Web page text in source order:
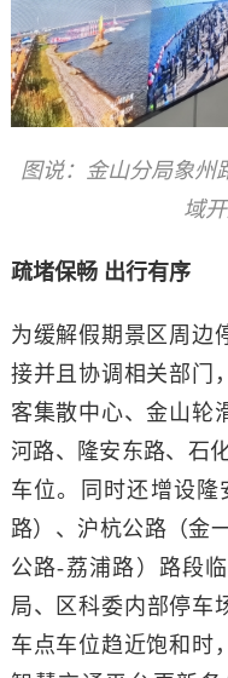
图说：金山分局象州
域
疏堵保畅 出行有序
为缓解假期景区周边
接并且协调相关部门
客集散中心、金山轮
河路、隆安东路、石
车位。同时还增设
路）、沪杭公路（金
公路-荔浦路）路段
局、区科委内部停车
车点车位趋近饱和时